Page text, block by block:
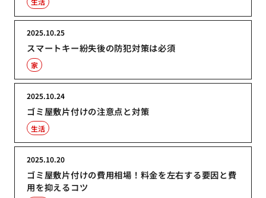
スマートキー紛失後の防犯対策は必須
2025.10.25
家
ゴミ屋敷片付けの注意点と対策
2025.10.24
生活
ゴミ屋敷片付けの費用相場！料金を左右する要因と費
用を抑えるコツ
2025.10.20